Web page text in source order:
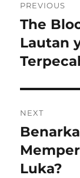
pos
PREVIOUS
Previous
post:
The
Lautan
NEXT
Next
post:
Luka?